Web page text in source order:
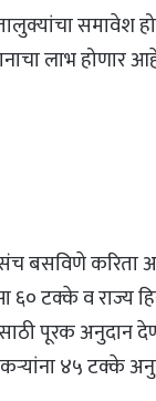
समावेश
लाभ होणार
बसविणे करिता
टक्के व राज्य
पूरक अनुदान
४५ टक्के